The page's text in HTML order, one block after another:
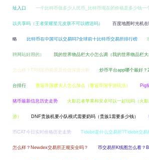
址入口 一个比特币值多少人民币_比特币现在的价格是多少钱一
以共享吗（王者荣耀星元皮肤不可以赠送吗） 百度地图时光机
略 比特币在中国可以交易吗?全球前十比特币交易所排行榜
聘网站好用的） 我的世界物品栏大小怎么调（我的世界物品栏大
怎么样？TRIBE币前景及价值深度分析 炒币平台app哪个最好
台排行 重返帝国虞夫人怎么加点（重返帝国手游玩法） Pig
猪币最新信息历史走势 火影忍者苹果和安卓可以一起玩吗（火
游） DNF贵族机要小队模式需要奶吗（贵族1需要多少钱）
币CAT今日实时价格历史走势 Tidebit是什么交易所?Tidebit交易
怎么样？Newdex交易所正规安全吗？ 币交易所K线图怎么看？